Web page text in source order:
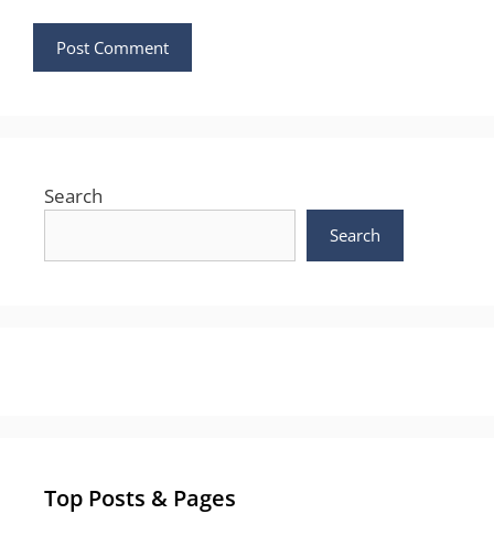
Search
Search
Top Posts & Pages